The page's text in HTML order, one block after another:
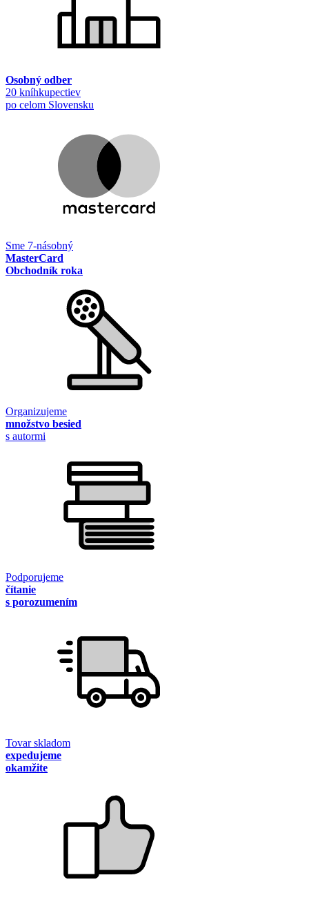
Osobný odber
20 kníhkupectiev
po celom Slovensku
Sme 7-násobný
MasterCard
Obchodník roka
Organizujeme
množstvo besied
s autormi
Podporujeme
čítanie
s porozumením
Tovar skladom
expedujeme
okamžite